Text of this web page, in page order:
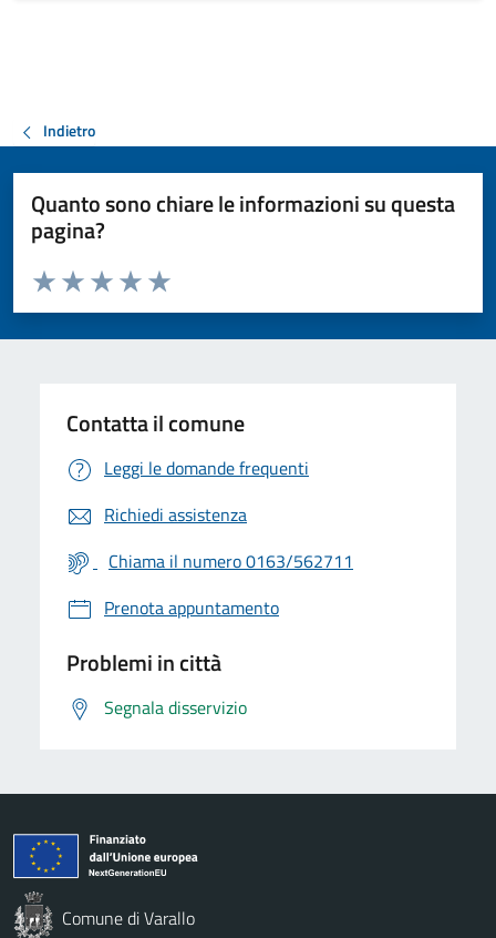
Indietro
Quanto sono chiare le informazioni su questa
pagina?
Valuta da 1 a 5 stelle la pagina
Valuta 5 stelle su 5
Valuta 4 stelle su 5
Valuta 3 stelle su 5
Valuta 2 stelle su 5
Valuta 1 stelle su 5
Contatta il comune
Leggi le domande frequenti
Richiedi assistenza
Chiama il numero 0163/562711
Prenota appuntamento
Problemi in città
Segnala disservizio
Comune di Varallo